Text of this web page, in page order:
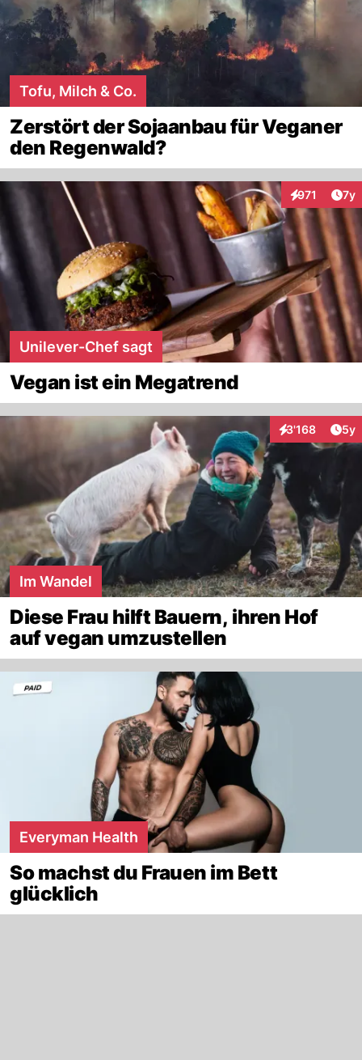
Tofu, Milch & Co.
Zerstört der Sojaanbau für Veganer
den Regenwald?
971
Interaktionen
7y
Unilever-Chef sagt
Vegan ist ein Megatrend
3'168
Interaktionen5y
Im Wandel
Diese Frau hilft Bauern, ihren Hof
auf vegan umzustellen
Everyman Health
So machst du Frauen im Bett
glücklich